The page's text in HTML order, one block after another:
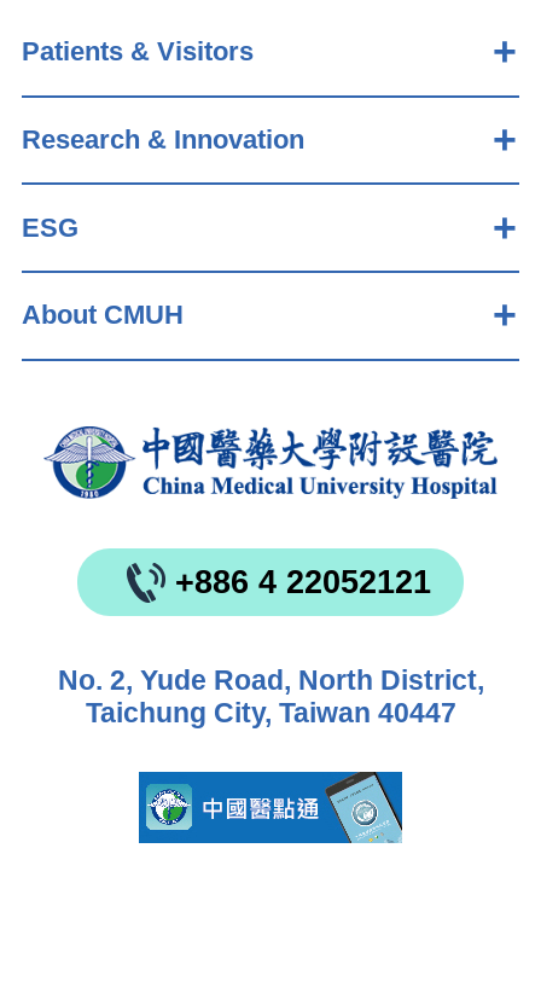
Patients & Visitors
Research & Innovation
ESG
About CMUH
+886 4 22052121
No. 2, Yude Road, North District,
Taichung City, Taiwan 40447